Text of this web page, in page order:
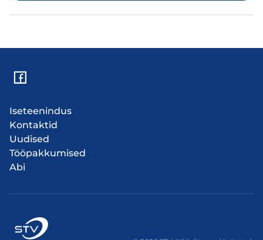
Iseteenindus
Kontaktid
Uudised
Tööpakkumised
Abi